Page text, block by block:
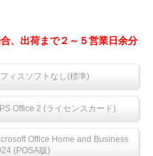
、出荷まで２～５営業日余分
ィスソフトなし(標準)
Office 2 (ライセンスカード)
Office Home and Business
(POSA版)